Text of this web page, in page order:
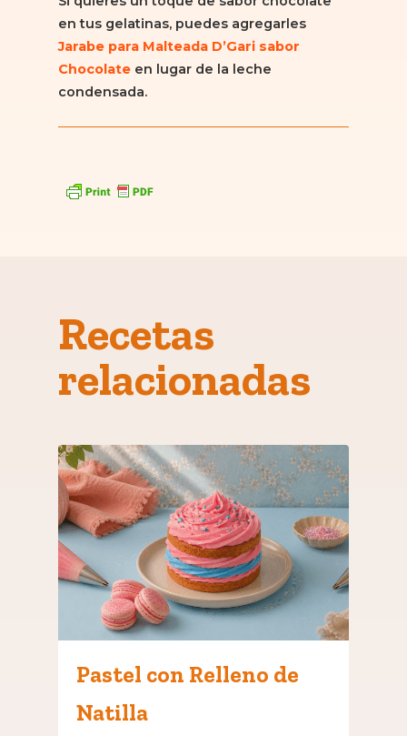
en tus gelatinas, puedes agregarles
Jarabe para Malteada D’Gari sabor
Chocolate en lugar de la leche
condensada.
Recetas
relacionadas
Pastel con Relleno de
Natilla